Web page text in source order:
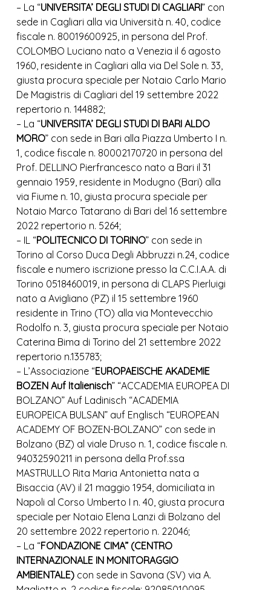
– La “UNIVERSITA’ DEGLI STUDI DI CAGLIARI” con
sede in Cagliari alla via Università n. 40, codice
fiscale n. 80019600925, in persona del Prof.
COLOMBO Luciano nato a Venezia il 6 agosto
1960, residente in Cagliari alla via Del Sole n. 33,
giusta procura speciale per Notaio Carlo Mario
De Magistris di Cagliari del 19 settembre 2022
repertorio n. 144882;
– La “UNIVERSITA’ DEGLI STUDI DI BARI ALDO
MORO” con sede in Bari alla Piazza Umberto I n.
1, codice fiscale n. 80002170720 in persona del
Prof. DELLINO Pierfrancesco nato a Bari il 31
gennaio 1959, residente in Modugno (Bari) alla
via Fiume n. 10, giusta procura speciale per
Notaio Marco Tatarano di Bari del 16 settembre
2022 repertorio n. 5264;
– IL “POLITECNICO DI TORINO” con sede in
Torino al Corso Duca Degli Abbruzzi n.24, codice
fiscale e numero iscrizione presso la C.C.I.A.A. di
Torino 0518460019, in persona di CLAPS Pierluigi
nato a Avigliano (PZ) il 15 settembre 1960
residente in Trino (TO) alla via Montevecchio
Rodolfo n. 3, giusta procura speciale per Notaio
Caterina Bima di Torino del 21 settembre 2022
repertorio n.135783;
– L’Associazione “EUROPAEISCHE AKADEMIE
BOZEN Auf Italienisch” “ACCADEMIA EUROPEA DI
BOLZANO” Auf Ladinisch “ACADEMIA
EUROPEICA BULSAN” auf Englisch “EUROPEAN
ACADEMY OF BOZEN-BOLZANO” con sede in
Bolzano (BZ) al viale Druso n. 1, codice fiscale n.
94032590211 in persona della Prof.ssa
MASTRULLO Rita Maria Antonietta nata a
Bisaccia (AV) il 21 maggio 1954, domiciliata in
Napoli al Corso Umberto I n. 40, giusta procura
speciale per Notaio Elena Lanzi di Bolzano del
20 settembre 2022 repertorio n. 22046;
– La “FONDAZIONE CIMA” (CENTRO
INTERNAZIONALE IN MONITORAGGIO
AMBIENTALE) con sede in Savona (SV) via A.